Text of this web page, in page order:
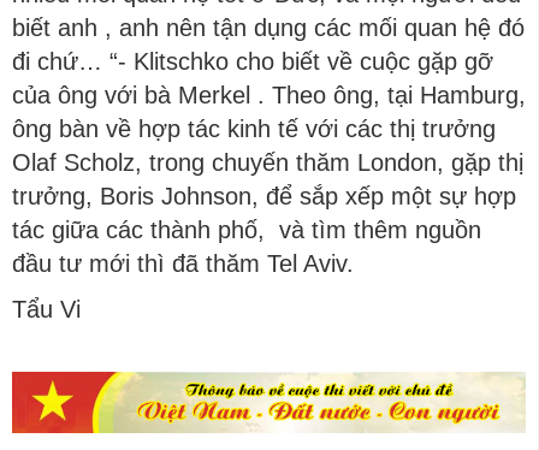
biết anh , anh nên tận dụng các mối quan hệ đó
đi chứ… “- Klitschko cho biết về cuộc gặp gỡ
của ông với bà Merkel . Theo ông, tại Hamburg,
ông bàn về hợp tác kinh tế với các thị trưởng
Olaf Scholz, trong chuyến thăm London, gặp thị
trưởng, Boris Johnson, để sắp xếp một sự hợp
tác giữa các thành phố, và tìm thêm nguồn
đầu tư mới thì đã thăm Tel Aviv.
Tẩu Vi